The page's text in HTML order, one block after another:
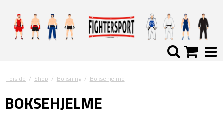
Forside / Shop / Boksning / Boksehjelme
BOKSEHJELME